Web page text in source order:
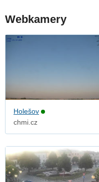
Webkamery
Holešov
chmi.cz